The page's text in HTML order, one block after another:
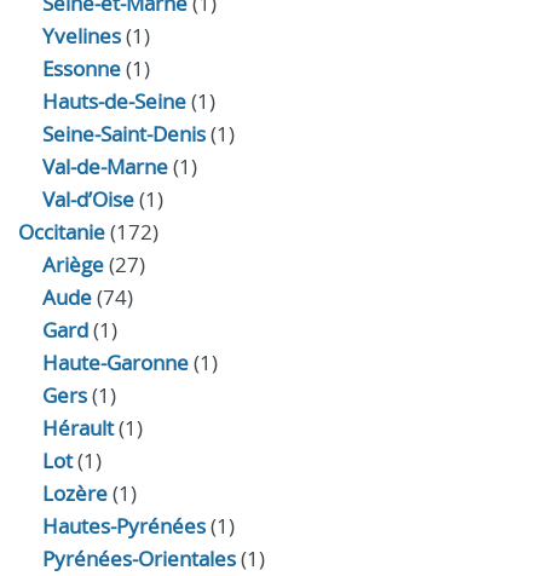
Yvelines(1)
Essonne(1)
Hauts-de-Seine(1)
Seine-Saint-Denis(1)
Val-de-Marne(1)
Val-d’Oise(1)
Occitanie(172)
Ariège(27)
Aude(74)
Gard(1)
Haute-Garonne(1)
Gers(1)
Hérault(1)
Lot(1)
Lozère(1)
Hautes-Pyrénées(1)
Pyrénées-Orientales(1)